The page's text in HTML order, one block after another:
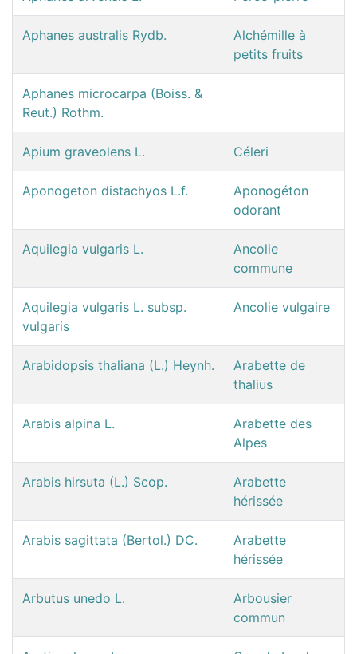
Aphanes australis Rydb.
Alchémille à
petits fruits
Aphanes microcarpa (Boiss. &
Reut.) Rothm.
Apium graveolens L. Céleri
Aponogeton distachyos L.f.
Aponogéton
odorant
Aquilegia vulgaris L.
Ancolie
commune
Aquilegia vulgaris L. subsp.
vulgaris
Ancolie vulgaire
Arabidopsis thaliana (L.) Heynh.
Arabette de
thalius
Arabis alpina L.
Arabette des
Alpes
Arabis hirsuta (L.) Scop.
Arabette
hérissée
Arabis sagittata (Bertol.) DC.
Arabette
hérissée
Arbutus unedo L.
Arbousier
commun